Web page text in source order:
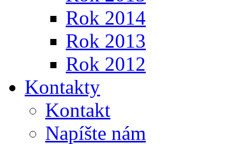
Rok 2014
Rok 2013
Rok 2012
Kontakty
Kontakt
Napíšte nám